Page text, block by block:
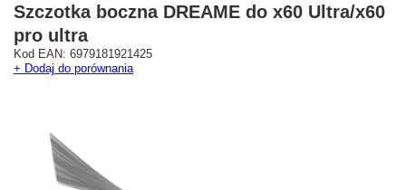
Szczotka boczna DREAME do x60 Ultra/x60
pro ultra
Kod EAN: 6979181921425
+ Dodaj do porównania